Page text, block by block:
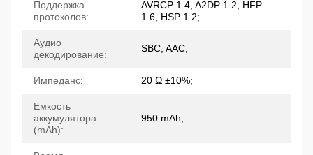
Поддержка
протоколов:
AVRCP 1.4, A2DP 1.2, HFP
1.6, HSP 1.2;
Аудио
декодирование:
SBC, AAC;
Импеданс: 20 Ω ±10%;
Емкость
аккумулятора
(mAh):
950 mAh;